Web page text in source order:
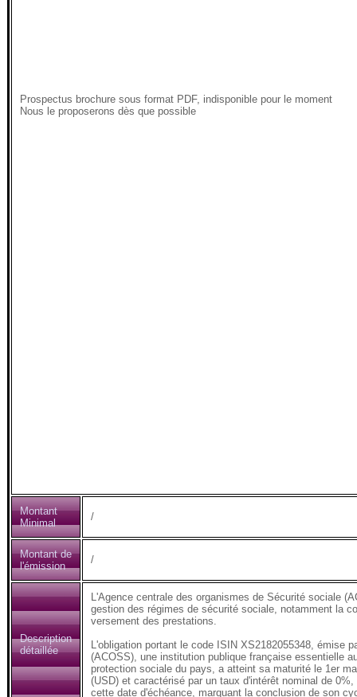
Prospectus brochure sous format PDF, indisponible pour le moment
Nous le proposerons dès que possible
Montant
Minimal
/
Montant de
l'émission
/
Description
détaillée
L'Agence centrale des organismes de Sécurité sociale
gestion des régimes de sécurité sociale, notamment la
versement des prestations.
L'obligation portant le code ISIN XS2182055348, émise
(ACOSS), une institution publique française essentielle
protection sociale du pays, a atteint sa maturité le 1er
(USD) et caractérisé par un taux d'intérêt nominal de
cette date d'échéance, marquant la conclusion de son